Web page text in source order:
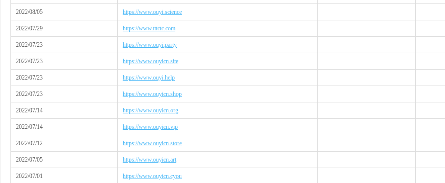
2022/08/05 https://www.ouyi.science
2022/07/29 https://www.tttctc.com
2022/07/23 https://www.ouyi.party
2022/07/23 https://www.ouyicn.site
2022/07/23 https://www.ouyi.help
2022/07/23 https://www.ouyicn.shop
2022/07/14 https://www.ouyicn.org
2022/07/14 https://www.ouyicn.vip
2022/07/12 https://www.ouyicn.store
2022/07/05 https://www.ouyicn.art
2022/07/01 https://www.ouyicn.cyou